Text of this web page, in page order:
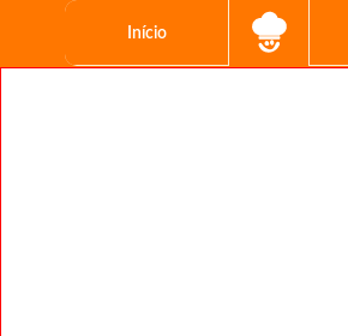
Início